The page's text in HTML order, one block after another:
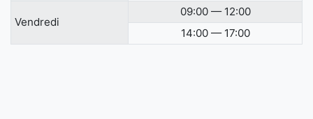
Vendredi
09:00 — 12:00
14:00 — 17:00